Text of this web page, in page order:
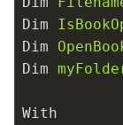
Dim
Dim
Dim
With